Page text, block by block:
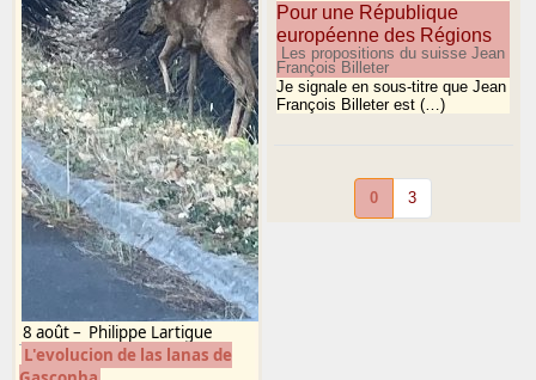
8 août– Philippe Lartigue
L'evolucion de las lanas de
Pour une République
européenne des Régions
Les propositions du suisse Jean
François Billeter
Je signale en sous-titre que Jean
François Billeter est (…)
0 3